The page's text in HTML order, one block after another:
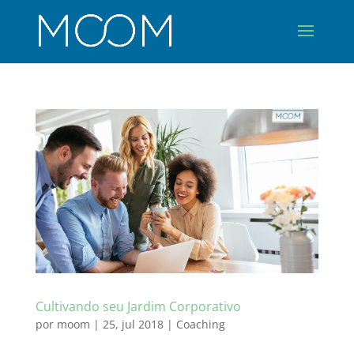
Cultivando seu Jardim Corporativo
por moom | 25, jul 2018| Coaching